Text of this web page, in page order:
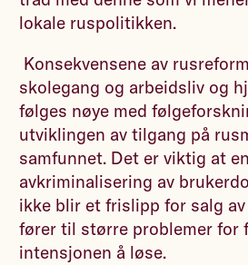
lokale ruspolitikken.
Konsekvensene av
skolegang og arbeidsliv og
følges nøye med
utviklingen av tilgang på
samfunnet. Det er viktig at
avkriminalisering av
ikke blir et frislipp for salg
fører til større problemer for
intensjonen å løse.